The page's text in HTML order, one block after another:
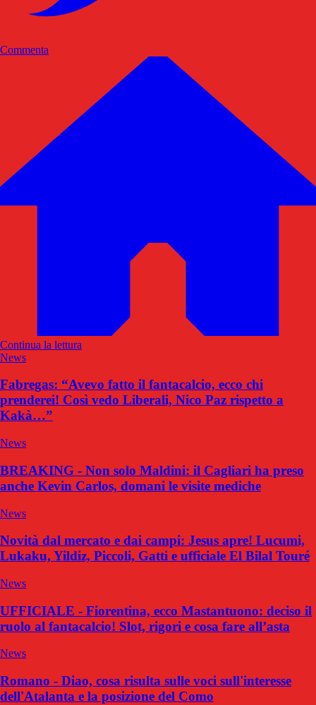
Commenta
Continua la lettura
News
Fabregas: “Avevo fatto il fantacalcio, ecco chi
prenderei! Così vedo Liberali, Nico Paz rispetto a
Kakà…”
News
BREAKING - Non solo Maldini: il Cagliari ha preso
anche Kevin Carlos, domani le visite mediche
News
Novità dal mercato e dai campi: Jesus apre! Lucumi,
Lukaku, Yildiz, Piccoli, Gatti e ufficiale El Bilal Touré
News
UFFICIALE - Fiorentina, ecco Mastantuono: deciso il
ruolo al fantacalcio! Slot, rigori e cosa fare all’asta
News
Romano - Diao, cosa risulta sulle voci sull'interesse
dell'Atalanta e la posizione del Como